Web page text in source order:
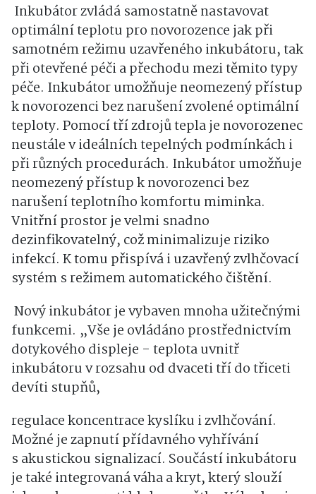
Inkubátor zvládá samostatně nastavovat
optimální teplotu pro novorozence jak při
samotném režimu uzavřeného inkubátoru, tak
při otevřené péči a přechodu mezi těmito typy
péče. Inkubátor umožňuje neomezený přístup
k novorozenci bez narušení zvolené optimální
teploty. Pomocí tří zdrojů tepla je novorozenec
neustále v ideálních tepelných podmínkách i
při různých procedurách. Inkubátor umožňuje
neomezený přístup k novorozenci bez
narušení teplotního komfortu miminka.
Vnitřní prostor je velmi snadno
dezinfikovatelný, což minimalizuje riziko
infekcí. K tomu přispívá i uzavřený zvlhčovací
systém s režimem automatického čištění.
Nový inkubátor je vybaven mnoha užitečnými
funkcemi. „Vše je ovládáno prostřednictvím
dotykového displeje - teplota uvnitř
inkubátoru v rozsahu od dvaceti tří do třiceti
devíti stupňů,
regulace koncentrace kyslíku i zvlhčování.
Možné je zapnutí přídavného vyhřívání
s akustickou signalizací. Součástí inkubátoru
je také integrovaná váha a kryt, který slouží